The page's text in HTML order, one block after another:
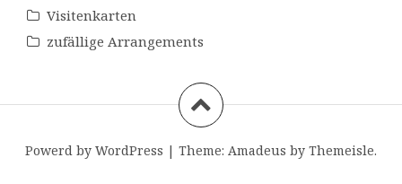
Visitenkarten
zufällige Arrangements
Powerd by WordPress | Theme: Amadeus by Themeisle.